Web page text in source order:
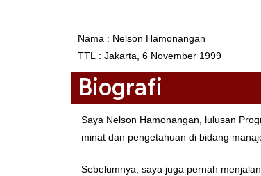
Nama : Nelson Hamonangan
TTL : Jakarta, 6 November 1999
Biografi
Saya Nelson Hamonangan, lulusan
minat dan pengetahuan di bidang
Sebelumnya, saya juga pernah